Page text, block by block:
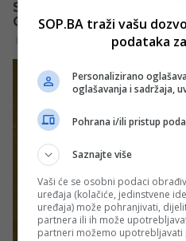
SOP.BA traži vašu
podataka
Personalizirano
oglašavanja i sadržaja,
Pohrana i/ili pristup
Saznajte više
Vaši će se osobni podaci
uređaja (kolačiće, jedinstvene
uređaja) može pohranjivati,
partnera ili ih može
partneri možemo upotrebljavati